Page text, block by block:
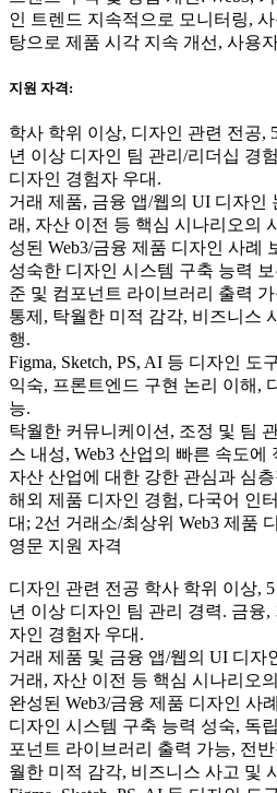
인 트렌드 지속적으로 모니터링,
탕으로 제품 시각 지속 개선, 사용
지원 자격:
학사 학위 이상, 디자인 관련 전공,
년 이상 디자인 팀 관리/리더십 경
디자인 경험자 우대.
거래 제품, 금융 앱/웹의 UI 디자인
래, 자산 이전 등 핵심 시나리오의
성된 Web3/금융 제품 디자인 사례
성숙한 디자인 시스템 구축 능력
준 및 컴포넌트 라이브러리 출력
통제, 탁월한 미적 감각, 비즈니스
행.
Figma, Sketch, PS, AI 등 디자인 도
익숙, 프론트엔드 구현 논리 이해,
능.
탁월한 커뮤니케이션, 조정 및 팀
스 내성, Web3 산업의 빠른 속도에
자산 산업에 대한 강한 관심과 심
해외 제품 디자인 경험, 다국어 인
대; 2선 거래소/최상위 Web3 제품
영문 지원 자격
디자인 관련 전공 학사 학위 이상,
년 이상 디자인 팀 관리 경력. 금융,
자인 경험자 우대.
거래 제품 및 금융 앱/웹의 UI 디자
거래, 자산 이전 등 핵심 시나리오
완성된 Web3/금융 제품 디자인 사
디자인 시스템 구축 능력 성숙, 독
포넌트 라이브러리 출력 가능, 전
월한 미적 감각, 비즈니스 사고 및